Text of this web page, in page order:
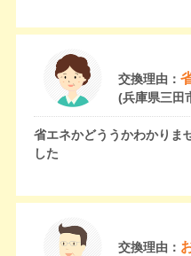
交換理由：
(兵庫県三田
省エネかどううかわかりま
した
交換理由：